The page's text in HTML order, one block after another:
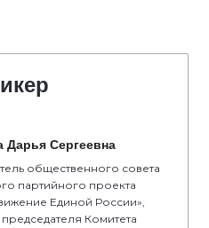
Дарья Сергеевна
общественного совета
партийного проекта
Единой России»,
председателя Комитета